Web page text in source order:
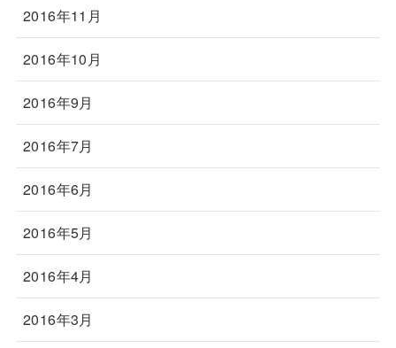
2016年11月
2016年10月
2016年9月
2016年7月
2016年6月
2016年5月
2016年4月
2016年3月